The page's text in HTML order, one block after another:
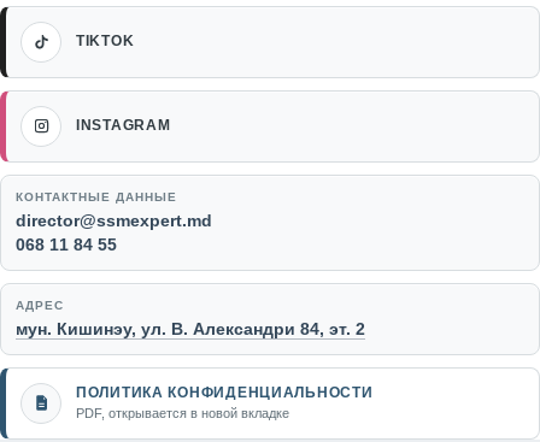
КОНТАКТНЫЕ ДАННЫЕ
Email:
director@ssmexpert.md
Телефон:
068 11 84 55
TIKTOK
TikTok
АДРЕС
мун. Кишинэу, ул. В. Александри 84, эт. 2
INSTAGRAM
Instagram
ПОЛИТИКА КОНФИДЕНЦИАЛЬНОСТИ
PDF, открывается в новой вкладке